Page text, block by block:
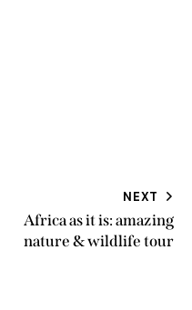
NEXT
Africa as it is: amazing
nature & wildlife tour